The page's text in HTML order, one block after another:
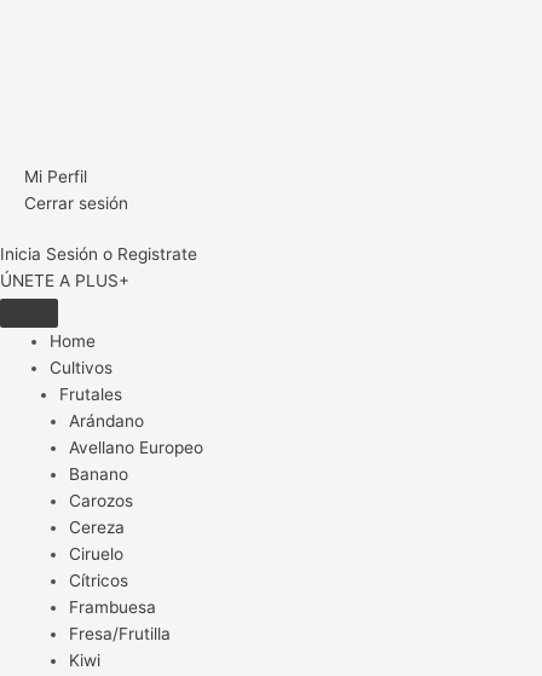
Mi Perfil
Cerrar sesión
Inicia Sesión o Registrate
ÚNETE A PLUS+
Home
Cultivos
Frutales
Arándano
Avellano Europeo
Banano
Carozos
Cereza
Ciruelo
Cítricos
Frambuesa
Fresa/Frutilla
Kiwi